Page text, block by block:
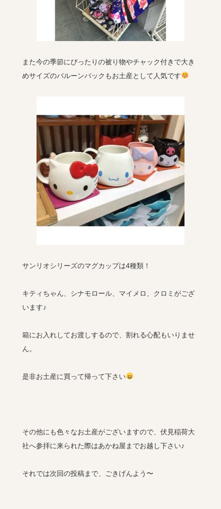
また今の季節にぴったりの被り物やチャック付きで大き
めサイズのバルーンバックもお土産として人気です
サンリオシリーズのマグカップは4種類！
キティちゃん、シナモロール、マイメロ、クロミがござ
います♪
箱にお入れしてお渡しするので、割れる心配もいりませ
ん。
是非お土産に買って帰って下さい
その他にも色々なお土産がございますので、伏見稲荷大
社へ参拝に来られた際はあかね屋までお越し下さい♪
それでは次回の投稿まで、ごきげんよう〜